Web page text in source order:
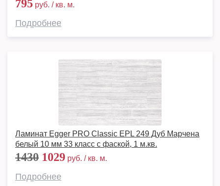
795 руб. / кв. м.
Подробнее
Ламинат Egger PRO Classic EPL 249 Дуб Марчена
белый 10 мм 33 класс с фаской, 1 м.кв.
1430 1029 руб. / кв. м.
Подробнее